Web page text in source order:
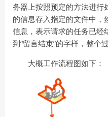
务器上按照预定的方法进行
的信息存入指定的文件中，
信息，表示请求的任务已经
到“留言结束”的字样，整个
大概工作流程图如下：